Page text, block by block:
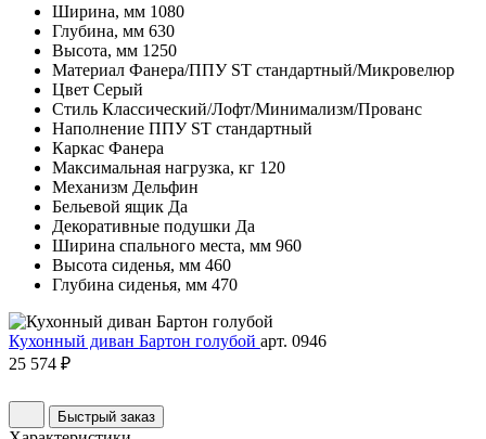
Ширина, мм 1080
Глубина, мм 630
Высота, мм 1250
Материал Фанера/ППУ ST стандартный/Микровелюр
Цвет Серый
Стиль Классический/Лофт/Минимализм/Прованс
Наполнение ППУ ST стандартный
Каркас Фанера
Максимальная нагрузка, кг 120
Механизм Дельфин
Бельевой ящик Да
Декоративные подушки Да
Ширина спального места, мм 960
Высота сиденья, мм 460
Глубина сиденья, мм 470
Кухонный диван Бартон голубой арт. 0946
25 574 ₽
Быстрый заказ